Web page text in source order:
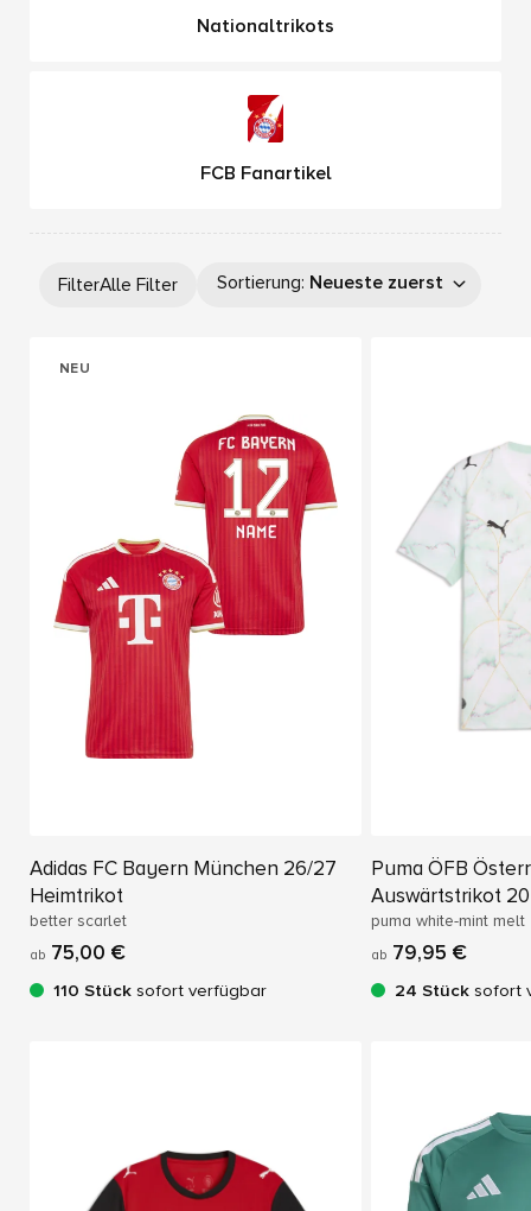
Nationaltrikots
FCB Fanartikel
FilterAlle Filter Sortierung: Neueste zuerst
NEU
Adidas FC Bayern München 26/27
Heimtrikot
better scarlet
ab 75,00 €
110 Stück sofort verfügbar
Puma ÖFB
Auswärtstrikot
puma white-mint melt
ab 79,95 €
24 Stück sofort